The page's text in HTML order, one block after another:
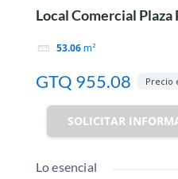
Local Comercial
53.06 m²
GTQ 955.08 Precio
SOLICITAR
Lo esencial